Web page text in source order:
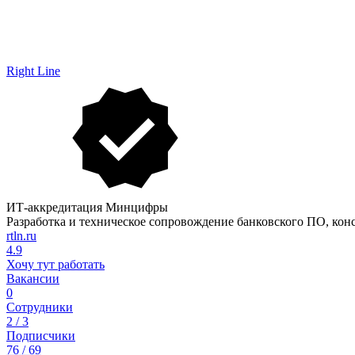
Right Line
ИТ-аккредитация Минцифры
Разработка и техническое сопровождение банковского ПО,
rtln.ru
4.9
Хочу тут работать
Вакансии
0
Сотрудники
2 / 3
Подписчики
76 / 69